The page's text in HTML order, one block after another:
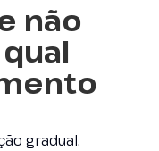
não
gradual,